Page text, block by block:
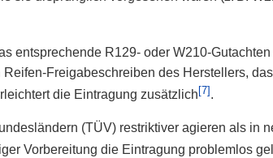
entsprechende R129‑ oder
des Herstellers,
die Eintragung zusätzlich [7] .
(TÜV) restriktiver agieren als in
Vorbereitung die Eintragung problemlos